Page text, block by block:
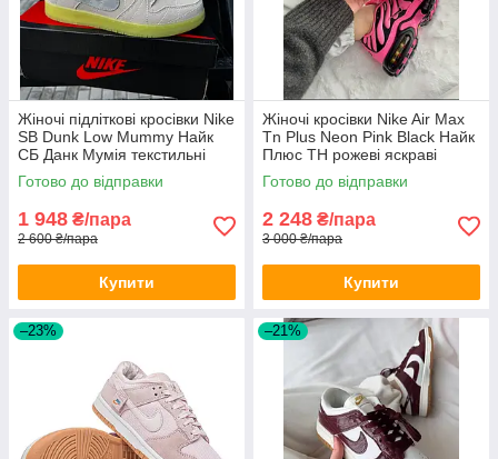
Жіночі підліткові кросівки Nike
SB Dunk Low Mummy Найк
СБ Данк Мумія текстильні
Готово до відправки
1 948 ₴/пара
2 600 ₴/пара
Купити
Жіночі кросівки Nike Air Max
Tn Plus Neon Pink Black Найк
Плюс ТН рожеві яскраві
Готово до відправки
2 248 ₴/пара
3 000 ₴/пара
Купити
–23% –21%